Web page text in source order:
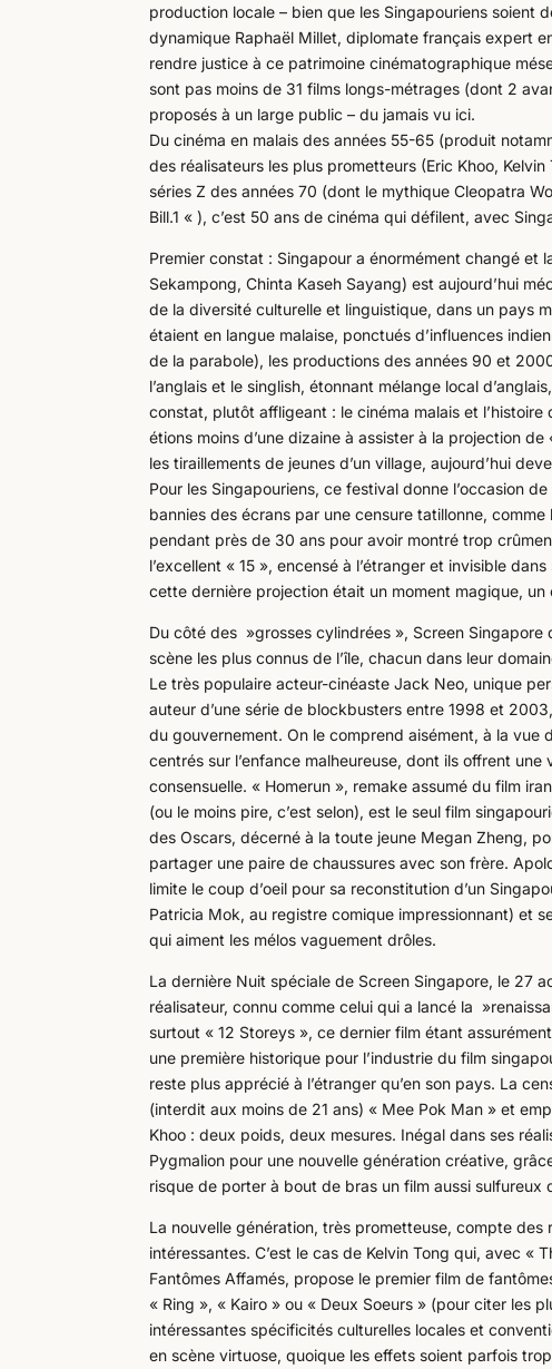
production locale – bien que les Singapouriens soient
dynamique Raphaël Millet, diplomate français expert
rendre justice à ce patrimoine cinématographique
sont pas moins de 31 films longs-métrages (dont 2
proposés à un large public – du jamais vu ici.
Du cinéma en malais des années 55-65 (produit
des réalisateurs les plus prometteurs (Eric Khoo,
séries Z des années 70 (dont le mythique Cleopatra
Bill.1 « ), c’est 50 ans de cinéma qui défilent, avec
Premier constat : Singapour a énormément changé et
Sekampong, Chinta Kaseh Sayang) est aujourd’hui
de la diversité culturelle et linguistique, dans un pays
étaient en langue malaise, ponctués d’influences
de la parabole), les productions des années 90 et
l’anglais et le singlish, étonnant mélange local
constat, plutôt affligeant : le cinéma malais et
étions moins d’une dizaine à assister à la projection
les tiraillements de jeunes d’un village, aujourd’hui
Pour les Singapouriens, ce festival donne l’occasion
bannies des écrans par une censure tatillonne,
pendant près de 30 ans pour avoir montré trop
l’excellent « 15 », encensé à l’étranger et invisible
cette dernière projection était un moment magique,
Du côté des »grosses cylindrées », Screen
scène les plus connus de l’île, chacun dans leur
Le très populaire acteur-cinéaste Jack Neo, unique
auteur d’une série de blockbusters entre 1998 et
du gouvernement. On le comprend aisément, à la
centrés sur l’enfance malheureuse, dont ils offrent
consensuelle. « Homerun », remake assumé du film
(ou le moins pire, c’est selon), est le seul film
des Oscars, décerné à la toute jeune Megan Zheng,
partager une paire de chaussures avec son frère.
limite le coup d’oeil pour sa reconstitution d’un
Patricia Mok, au registre comique impressionnant) et
qui aiment les mélos vaguement drôles.
La dernière Nuit spéciale de Screen Singapore, le 27
réalisateur, connu comme celui qui a lancé la
surtout « 12 Storeys », ce dernier film étant
une première historique pour l’industrie du film
reste plus apprécié à l’étranger qu’en son pays. La
(interdit aux moins de 21 ans) « Mee Pok Man » et
Khoo : deux poids, deux mesures. Inégal dans ses
Pygmalion pour une nouvelle génération créative,
risque de porter à bout de bras un film aussi sulfureux
La nouvelle génération, très prometteuse, compte
intéressantes. C’est le cas de Kelvin Tong qui, avec
Fantômes Affamés, propose le premier film de
« Ring », « Kairo » ou « Deux Soeurs » (pour citer les
intéressantes spécificités culturelles locales et
en scène virtuose, quoique les effets soient parfois